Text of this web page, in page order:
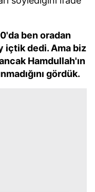
ben oradan
içtik dedi. Ama biz
Hamdullah'ın
gördük.